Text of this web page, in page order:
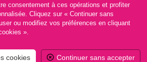
Tél : 03.26.08.04.10
consentement à ces opérations et profiter
Cliquez sur « Continuer sans
ou modifiez vos préférences en cliquant
».
cookies Continuer sans accepter